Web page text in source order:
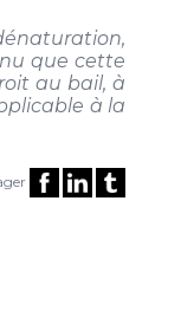
que cette
au bail, à
à la